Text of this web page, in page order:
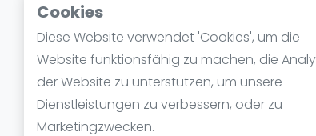
Cookies
Diese Website verwendet 'Cookies', um die
Website funktionsfähig zu machen, die
der Website zu unterstützen, um unsere
Dienstleistungen zu verbessern, oder zu
Marketingzwecken.
Über 9:00 Uhr -
Bitte seid 10-15 min früher da,
losgehen kann. Beim Golden
Niederlagen ab. Dadurch